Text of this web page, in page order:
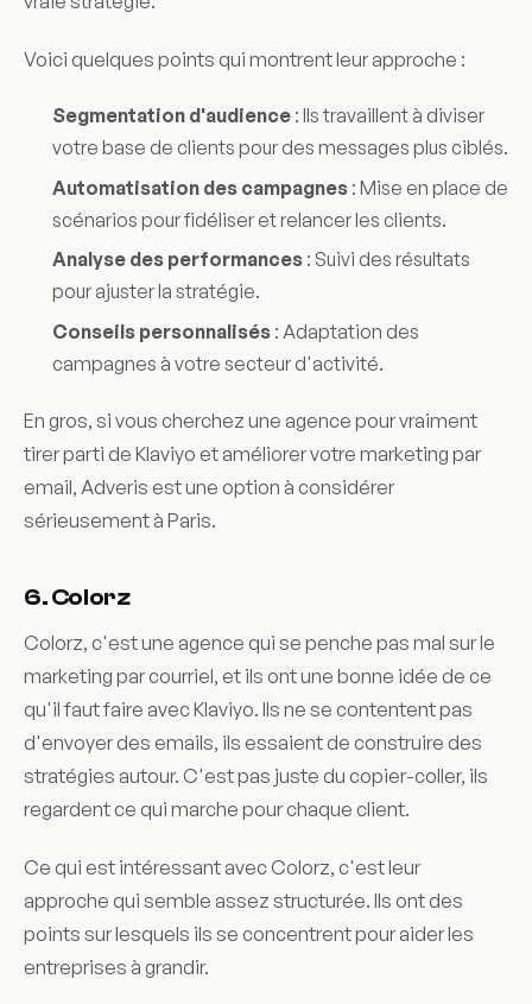
Voici quelques points qui montrent leur approche :
Segmentation d'audience : Ils travaillent à diviser
votre base de clients pour des messages plus ciblés.
Automatisation des campagnes : Mise en place de
scénarios pour fidéliser et relancer les clients.
Analyse des performances : Suivi des résultats
pour ajuster la stratégie.
Conseils personnalisés : Adaptation des
campagnes à votre secteur d'activité.
En gros, si vous cherchez une agence pour vraiment
tirer parti de Klaviyo et améliorer votre marketing par
email, Adveris est une option à considérer
sérieusement à Paris.
6. Colorz
Colorz, c'est une agence qui se penche pas mal sur le
marketing par courriel, et ils ont une bonne idée de ce
qu'il faut faire avec Klaviyo. Ils ne se contentent pas
d'envoyer des emails, ils essaient de construire des
stratégies autour. C'est pas juste du copier-coller, ils
regardent ce qui marche pour chaque client.
Ce qui est intéressant avec Colorz, c'est leur
approche qui semble assez structurée. Ils ont des
points sur lesquels ils se concentrent pour aider les
entreprises à grandir.